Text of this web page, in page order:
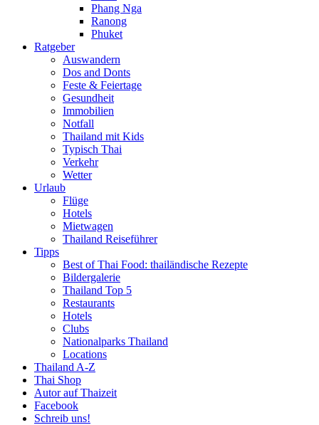
Phang Nga
Ranong
Phuket
Ratgeber
Auswandern
Dos and Donts
Feste & Feiertage
Gesundheit
Immobilien
Notfall
Thailand mit Kids
Typisch Thai
Verkehr
Wetter
Urlaub
Flüge
Hotels
Mietwagen
Thailand Reiseführer
Tipps
Best of Thai Food: thailändische Rezepte
Bildergalerie
Thailand Top 5
Restaurants
Hotels
Clubs
Nationalparks Thailand
Locations
Thailand A-Z
Thai Shop
Autor auf Thaizeit
Facebook
Schreib uns!